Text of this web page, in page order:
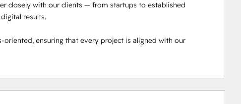
closely with our clients — from startups to established
results.
ensuring that every project is aligned with our